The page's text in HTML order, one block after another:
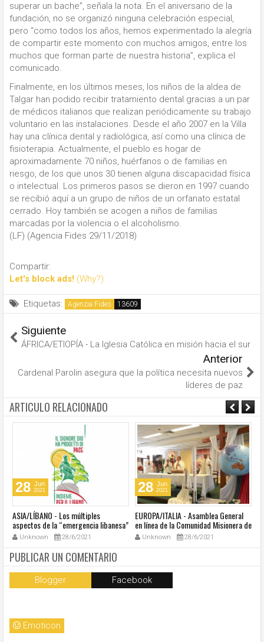
superar un bache”, señala la nota. En el aniversario de la
fundación, no se organizó ninguna celebración especial,
pero “como todos los años, hemos experimentado la alegría
de compartir este momento con muchos amigos, entre los
muchos que forman parte de nuestra historia”, explica el
comunicado.
Finalmente, en los últimos meses, los niños de la aldea de
Talgar han podido recibir tratamiento dental gracias a un par
de médicos italianos que realizan periódicamente su trabajo
voluntario en las instalaciones. Desde el año 2007 en la Villa
hay una clínica dental y radiológica, así como una clínica de
fisioterapia. Actualmente, el pueblo es hogar de
aproximadamente 70 niños, huérfanos o de familias en
riesgo, de los que unos 30 tienen alguna discapacidad física
o intelectual. Los primeros pasos se dieron en 1997 cuando
se recibió aquí a un grupo de niños de un orfanato estatal
cerrado. Hoy también se acogen a niños de familias
marcadas por la violencia o el alcoholismo.
(LF) (Agencia Fides 29/11/2018)
Compartir:
Let's block ads! (Why?)
Etiquetas: Agenzia Fides
Siguiente
ÁFRICA/ETIOPÍA - La Iglesia Católica en misión hacia el sur
Anterior
Cardenal Parolin asegura que la política necesita nuevos
líderes de paz
ARTICULO RELACIONADO
28 Jun
2021
ASIA/LÍBANO - Los múltiples
aspectos de la “emergencia libanesa”
al centro de la cumbre eclesial
convocada por el Papa Francisco
Unknown 28/6/2021
28 Jun
2021
EUROPA/ITALIA - Asamblea General
en línea de la Comunidad Misionera de
Villaregia
Unknown 28/6/2021
PUBLICAR UN COMENTARIO
Blogger Facebook
Emoticon